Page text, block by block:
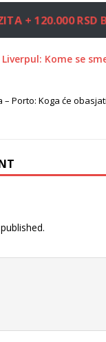
+ 120.000 RSD
Kome se
Porto: Koga će